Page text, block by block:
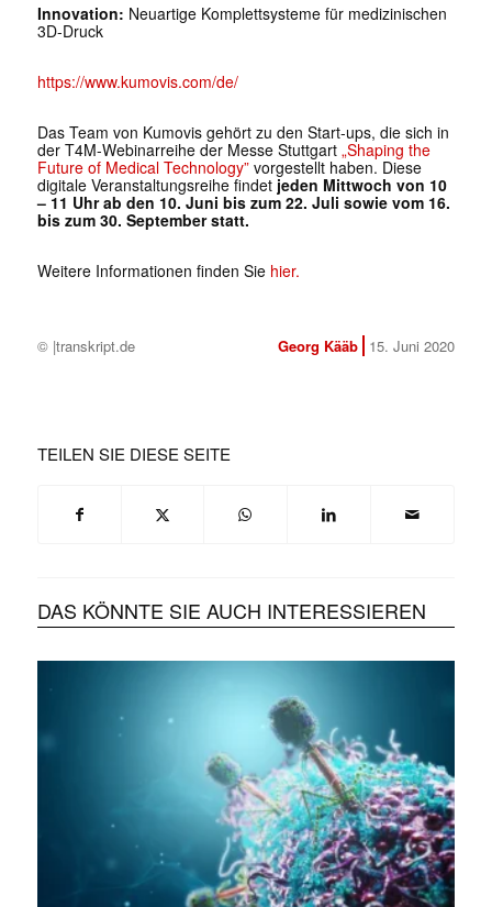
Innovation: Neuartige Komplettsysteme für medizinischen
3D-Druck
https://www.kumovis.com/de/
Das Team von Kumovis gehört zu den Start-ups, die sich in
der T4M-Webinarreihe der Messe Stuttgart „Shaping the
Future of Medical Technology” vorgestellt haben. Diese
digitale Veranstaltungsreihe findetjeden Mittwoch von 10
– 11 Uhr ab den 10. Juni bis zum 22. Juli sowie vom 16.
bis zum 30. September statt.
Weitere Informationen finden Sie hier.
© |transkript.de Georg Kääb 15. Juni 2020
TEILEN SIE DIESE SEITE
DAS KÖNNTE SIE AUCH INTERESSIEREN